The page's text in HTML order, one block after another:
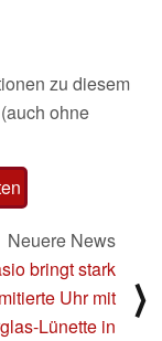
zu diesem
ohne
Neuere News
bringt stark
Uhr mit
Lünette in
⟩